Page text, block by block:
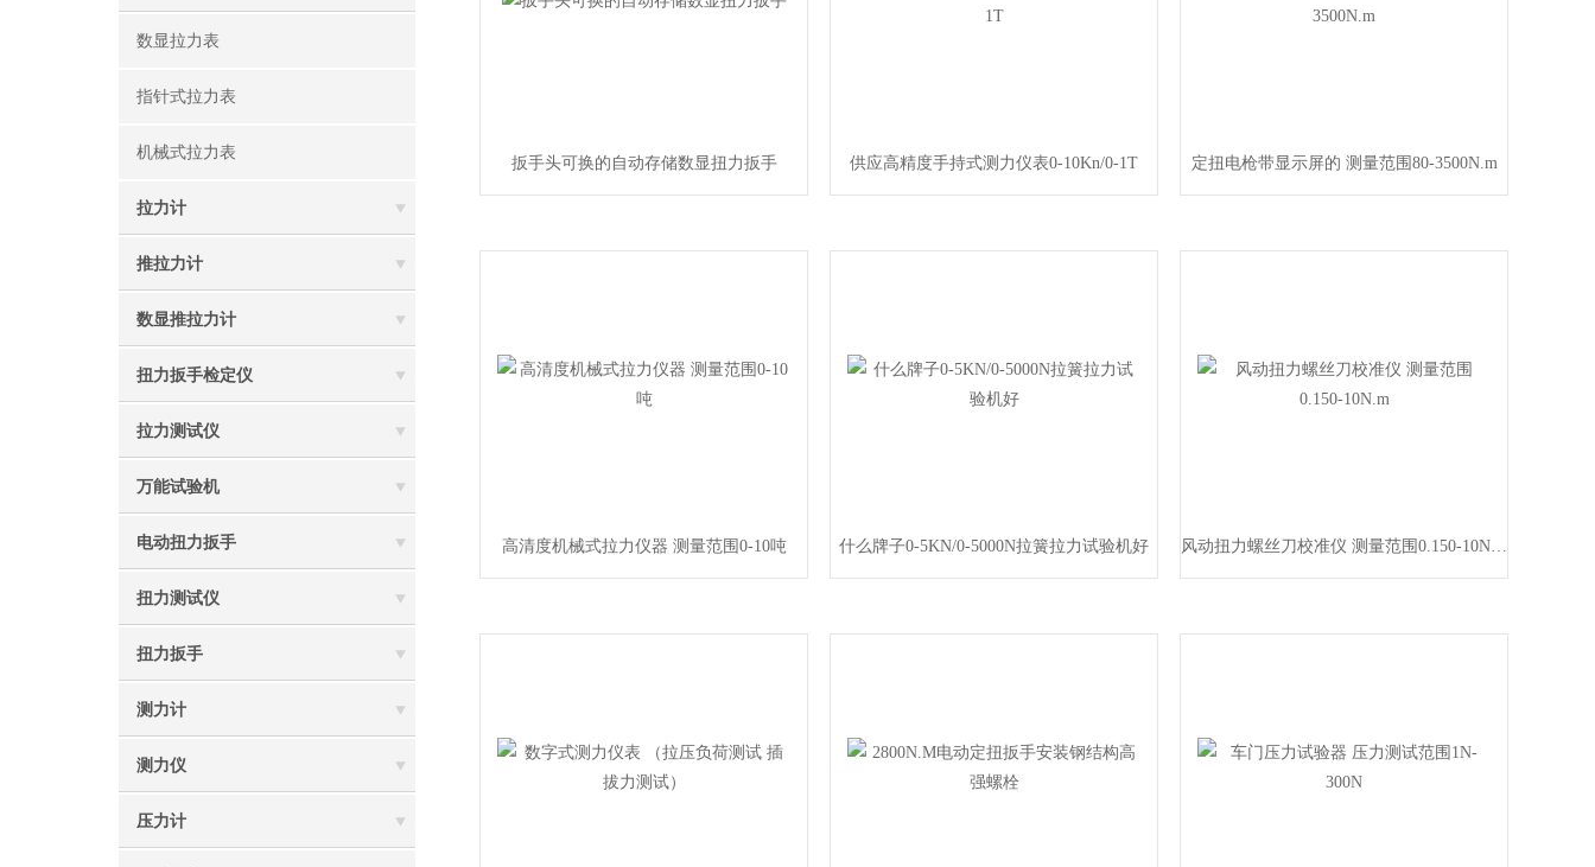
数显拉力表
指针式拉力表
机械式拉力表
拉力计
推拉力计
数显推拉力计
扭力扳手检定仪
拉力测试仪
万能试验机
电动扭力扳手
扭力测试仪
扭力扳手
测力计
测力仪
压力计
扳手头可换的自动存储数显扭力扳手 供应高精度手持式测力仪表0-10Kn/0-1T 定扭电枪带显示屏的 测量范围80-3500N.m
高清度机械式拉力仪器 测量范围0-10吨 什么牌子0-5KN/0-5000N拉簧拉力试验机好 风动扭力螺丝刀校准仪 测量范围0.150-10N.m